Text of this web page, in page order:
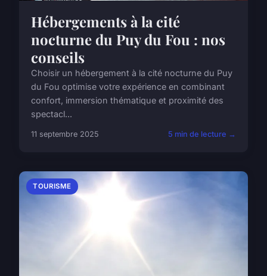
Hébergements à la cité
nocturne du Puy du Fou : nos
conseils
Choisir un hébergement à la cité nocturne du Puy
du Fou optimise votre expérience en combinant
confort, immersion thématique et proximité des
spectacl...
11 septembre 2025 5 min de lecture →
TOURISME